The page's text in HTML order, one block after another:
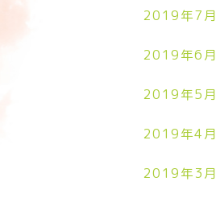
2019年7月
2019年6月
2019年5月
2019年4月
2019年3月